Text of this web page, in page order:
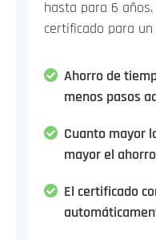
hasta para 6
certificado para
Ahorro de
menos pasos
Cuanto mayor
mayor el
El certificado